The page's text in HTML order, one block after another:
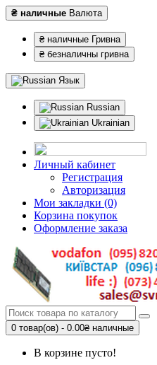
₴ наличные Валюта
₴ наличные Гривна
₴ безналичны гривна
Язык
Russian
Ukrainian
Личный кабинет
Регистрация
Авторизация
Мои закладки (0)
Корзина покупок
Оформление заказа
0 товар(ов) - 0.00₴ наличные
В корзине пусто!